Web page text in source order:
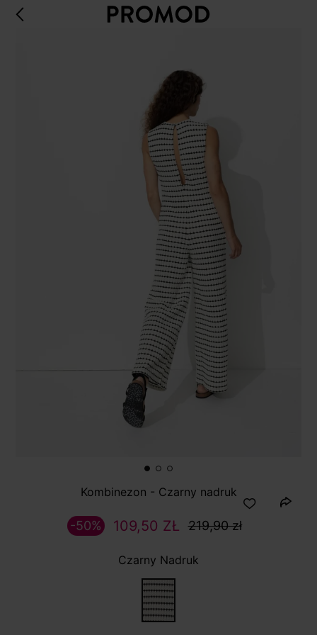
Kombinezon - Czarny nadruk
109,50 ZŁ 219,90 zł
-50%
Czarny Nadruk